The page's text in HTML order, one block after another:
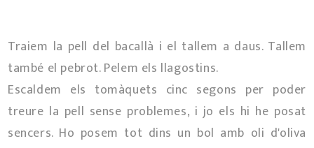
Traiem la pell del bacallà i el tallem a daus. Tallem
també el pebrot. Pelem els llagostins.
Escaldem els tomàquets cinc segons per poder
treure la pell sense problemes, i jo els hi he posat
sencers. Ho posem tot dins un bol amb oli d'oliva